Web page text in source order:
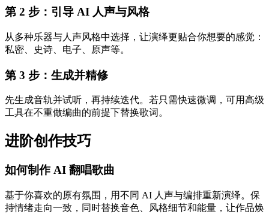
第 2 步：引导 AI 人声与风格
从多种乐器与人声风格中选择，让演绎更贴合你想要的感觉：
私密、史诗、电子、原声等。
第 3 步：生成并精修
先生成音轨并试听，再持续迭代。若只需快速微调，可用高级
工具在不重做编曲的前提下替换歌词。
进阶创作技巧
如何制作 AI 翻唱歌曲
基于你喜欢的原有氛围，用不同 AI 人声与编排重新演绎。保
持情绪走向一致，同时替换音色、风格细节和能量，让作品焕